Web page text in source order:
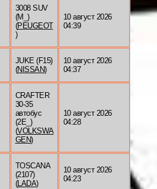
3008 SUV
(M_)
(PEUGEOT
)
10 август 2026
04:39
JUKE (F15)
(NISSAN)
10 август 2026
04:37
CRAFTER
30-35
автобус
(2E_)
(VOLKSWA
GEN)
10 август 2026
04:28
TOSCANA
(2107)
(LADA)
10 август 2026
04:23